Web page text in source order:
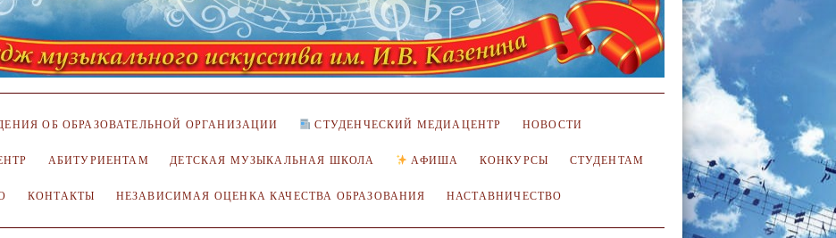
ОБ ОБРАЗОВАТЕЛЬНОЙ ОРГАНИЗАЦИИ СТУДЕНЧЕСКИЙ МЕДИАЦЕНТР НОВОСТИ
АБИТУРИЕНТАМ ДЕТСКАЯ МУЗЫКАЛЬНАЯ ШКОЛА АФИША КОНКУРСЫ СТУДЕНТАМ
КОНТАКТЫ НЕЗАВИСИМАЯ ОЦЕНКА КАЧЕСТВА ОБРАЗОВАНИЯ НАСТАВНИЧЕСТВО